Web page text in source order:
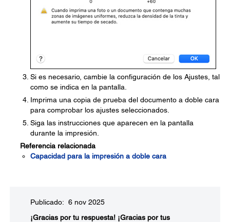
Si es necesario, cambie la configuración de los Ajustes, tal
como se indica en la pantalla.
Imprima una copia de prueba del documento a doble cara
para comprobar los ajustes seleccionados.
Siga las instrucciones que aparecen en la pantalla
durante la impresión.
Referencia relacionada
Capacidad para la impresión a doble cara
Publicado: 6 nov 2025
¡Gracias por tu respuesta! ¡Gracias por tus